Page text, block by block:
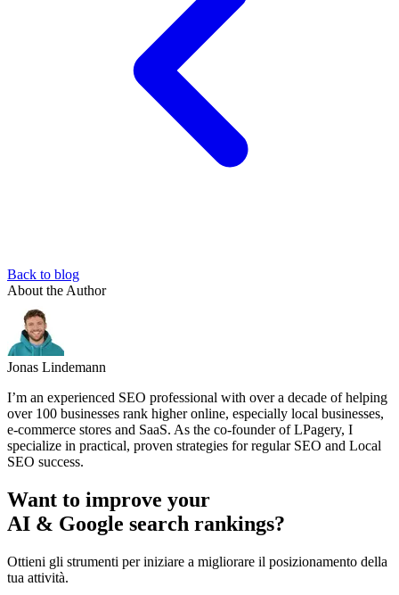
Back to blog
About the Author
Jonas Lindemann
I’m an experienced SEO professional with over a decade of helping
over 100 businesses rank higher online, especially local businesses,
e-commerce stores and SaaS. As the co-founder of LPagery, I
specialize in practical, proven strategies for regular SEO and Local
SEO success.
Want to improve your
AI & Google search rankings?
Ottieni gli strumenti per iniziare a migliorare il posizionamento della
tua attività.